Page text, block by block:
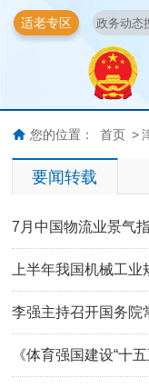
适老专区
您的位置： 首页 >
要闻转载
7月中国物流业景气
上半年我国机械工
李强主持召开国务
《体育强国建设“十